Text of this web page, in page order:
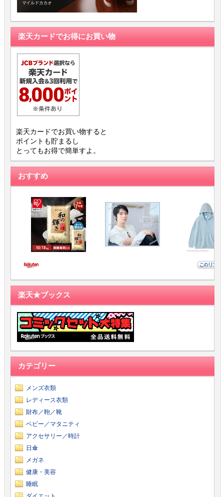
楽天カードでお得にお買い物
楽天カードでお買い物すると
ポイントも貯まるし
とってもお得で簡単すよ。
おすすめ
楽天★ブックス
カテゴリー
メンズ衣類
レディース衣類
財布／鞄／靴
ベビー／マタニティ
アクセサリー／時計
日傘
メガネ
健康・美容
睡眠